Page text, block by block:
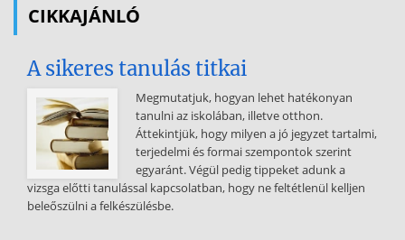
rádió, nyitó” O: „Lázmérő?” B: „Nem, nem lázmérő. Amivel
aphasia • Folyékony beszéd • Jó megértés • Nehezített utánmondás
• Nyelvtani hibák • Paraphasiák • Jó felidézés • Jó hangos olvasás • Bal
alsó parietalis lebeny – fasciculus arcuatus Vezetéses aphasia •
Folyékony beszéd • Jó megértés • Nehezített utánmondás O: „Mit
csinált ma reggel?” B: „Felkeltem, reggeliztem, majd elmentem a
piacra bevásárolni” O: „Ismételje utánam, amit mondok. KULCS” B:
„mmmmmmm.” O: „Ismételje utánam, amit mondok. KULCS” B:
„mmmmmmm Kalács” Transcorticalis sensoros aphasia Verbalis
paraphasia: nem megfelelő szavak a mondatban (pl.macska helyett
CIKKAJÁNLÓ
A sikeres tanulás titkai
Megmutatjuk, hogyan lehet hatékonyan
tanulni az iskolában, illetve otthon.
Áttekintjük, hogy milyen a jó jegyzet tartalmi,
terjedelmi és formai szempontok szerint
egyaránt. Végül pedig tippeket adunk a
vizsga előtti tanulással kapcsolatban, hogy ne feltétlenül kelljen
beleőszülni a felkészülésbe.